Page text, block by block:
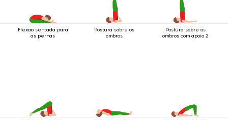
Flexão sentada para
as pernas
Postura sobre os
ombros
Postura sobre os
ombros com apoio 2